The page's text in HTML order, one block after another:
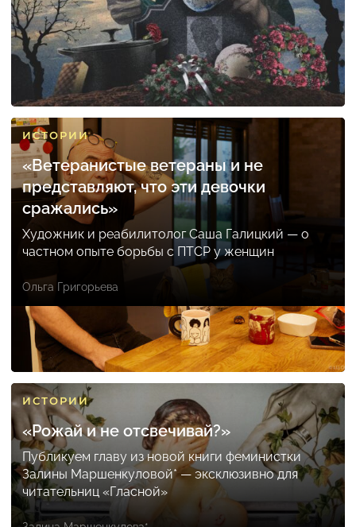
ИСТОРИИ
«Ветеранистые ветераны и не
представляют, что эти девочки
сражались»
Художник и реабилитолог Саша Галицкий — о
частном опыте борьбы с ПТСР у женщин
Ольга Григорьева
ИСТОРИИ
«Рожай и не отсвечивай?»
Публикуем главу из новой книги феминистки
Залины Маршенкуловой* — эксклюзивно для
читательниц «Гласной»